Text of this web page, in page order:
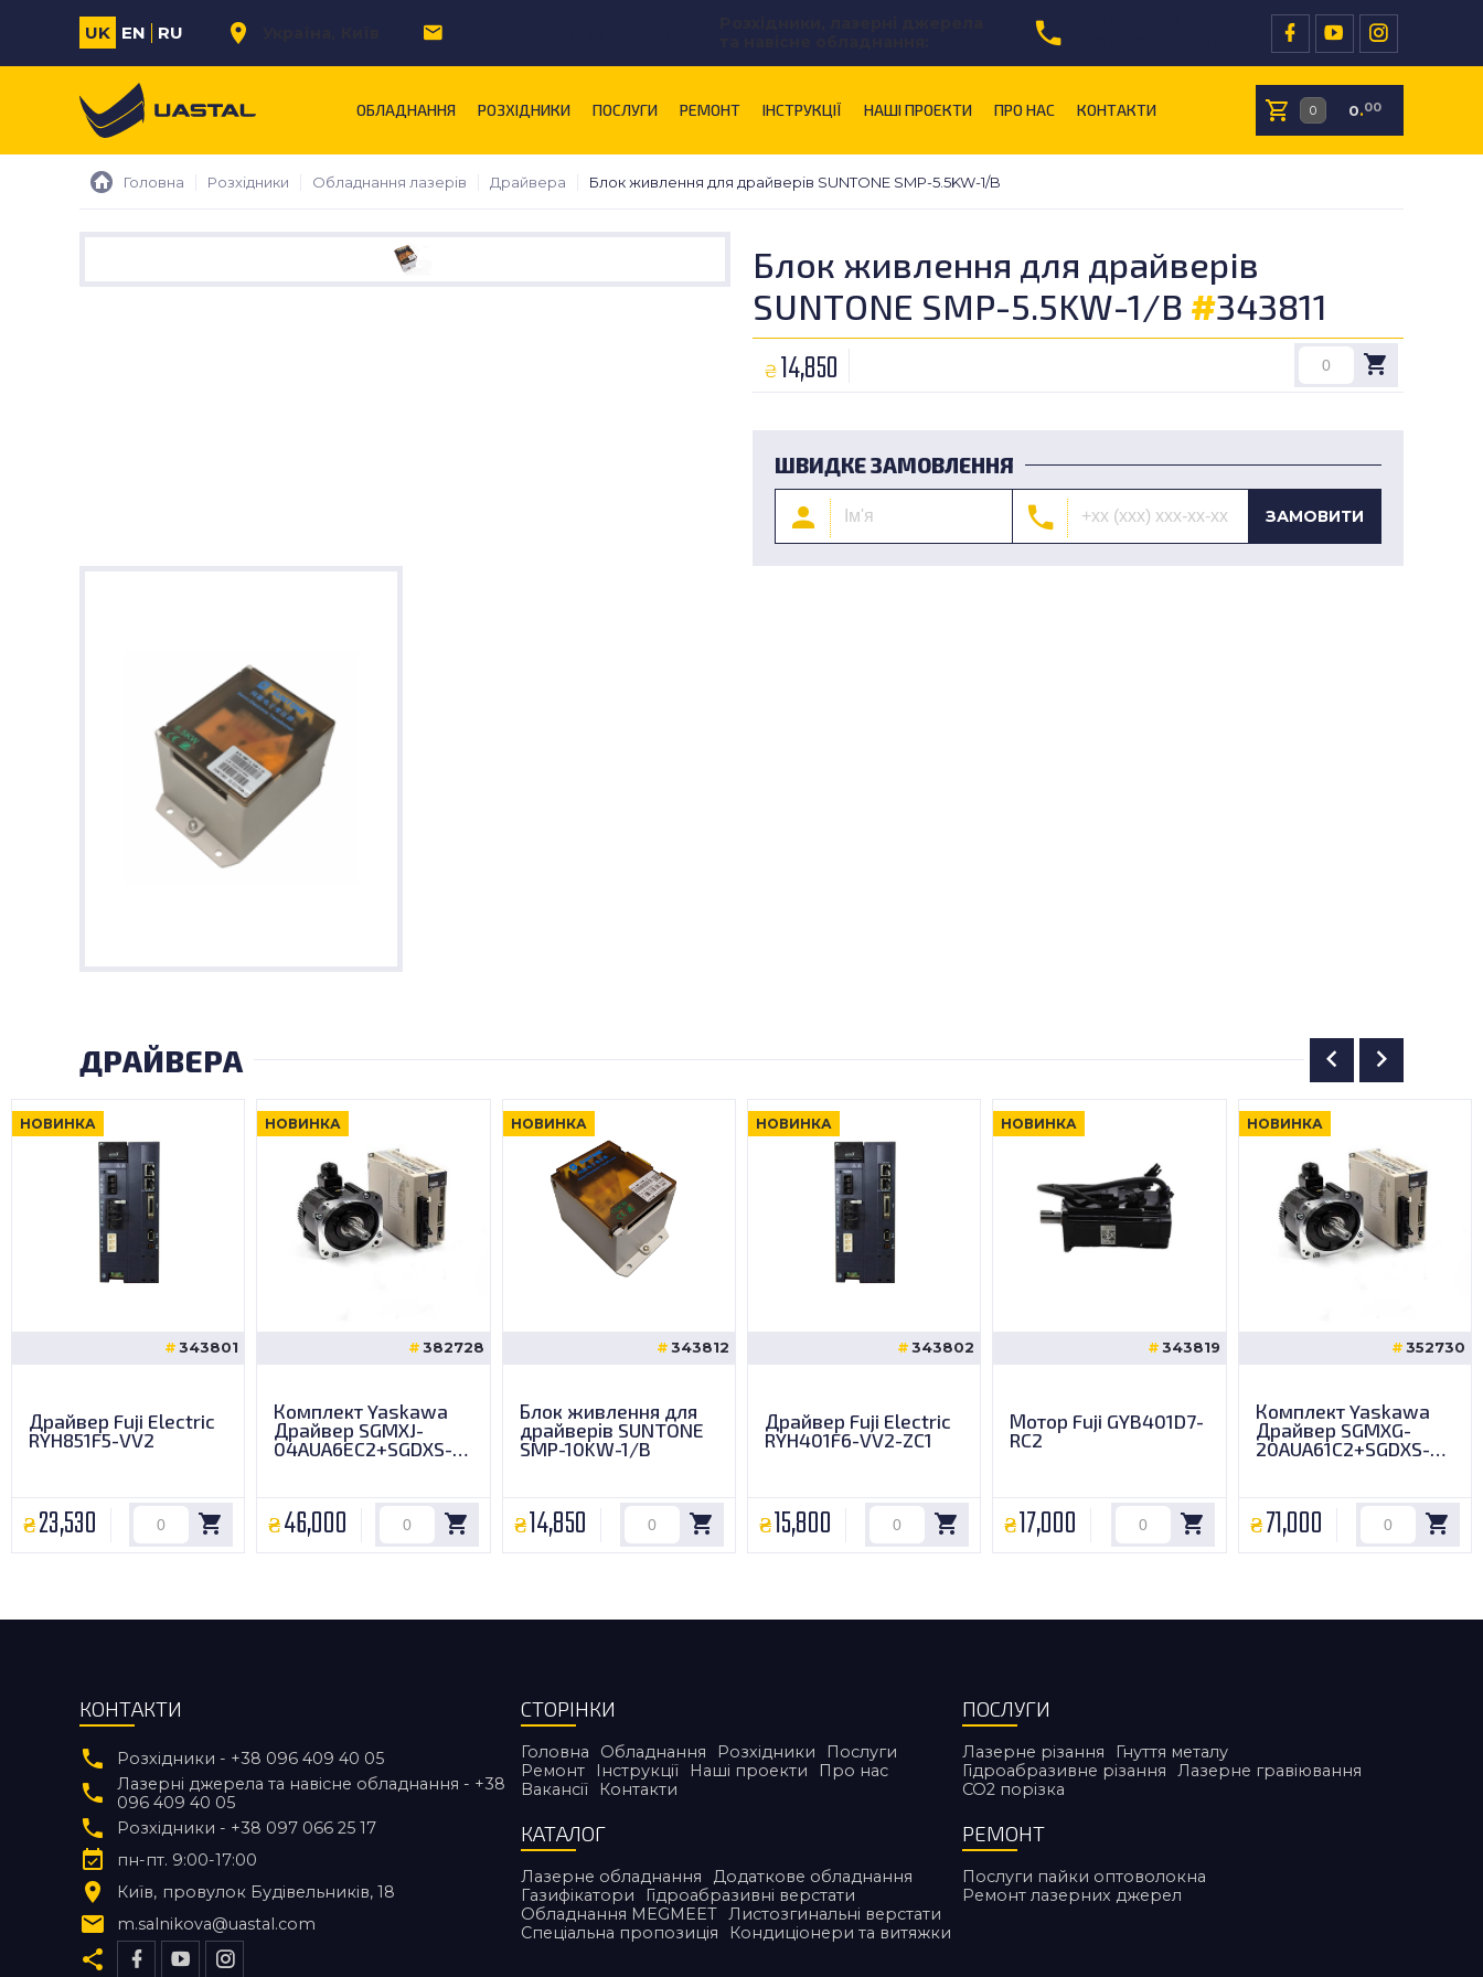
UK EN RU
ОБЛАДНАННЯ РОЗХІДНИКИ ПОСЛУГИ РЕМОНТ ІНСТРУКЦІЇ НАШІ ПРОЕКТИ ПРО НАС КОНТАКТИ 0.00
Головна Розхідники Обладнання лазерів Драйвера Блок живлення для драйверів SUNTONE SMP-5.5KW-1/B
Блок живлення для драйверів
SUNTONE SMP-5.5KW-1/B #343811
₴ 14,850
ШВИДКЕ ЗАМОВЛЕННЯ
ЗАМОВИТИ
ДРАЙВЕРА
НОВИНКА
343801
Драйвер Fuji Electric
RYH851F5-VV2
23,530
НОВИНКА
382728
Комплект Yaskawa
Драйвер SGMXJ-
04AUA6EC2+SGDXS-
46,000
НОВИНКА
343812
Блок живлення для
драйверів SUNTONE
SMP-10KW-1/B
14,850
НОВИНКА
343802
Драйвер Fuji Electric
RYH401F6-VV2-ZC1
15,800
НОВИНКА
343819
Мотор Fuji GYB401D7-
RC2
17,000
НОВИНКА
352730
Комплект Yaskawa
Драйвер SGMXG-
20AUA61C2+SGDXS-
71,000
КОНТАКТИ
Розхідники - +38 096 409 40 05
Лазерні джерела та навісне обладнання - +38
096 409 40 05
Розхідники - +38 097 066 25 17
пн-пт. 9:00-17:00
Київ
провулок Будівельників, 18
m.salnikova@uastal.com
СТОРІНКИ
Головна Обладнання Розхідники
Послуги
Ремонт
Інструкції Наші проекти
Про нас
Вакансії
Контакти
КАТАЛОГ
Лазерне обладнання
Додаткове обладнання
Газифікатори
Гідроабразивні верстати
Обладнання MEGMEET Листозгинальні верстати
Спеціальна пропозиція
Кондиціонери та витяжки
ПОСЛУГИ
Лазерне різання
Гнуття металу
Гідроабразивне різання
Лазерне гравіювання
CO2 порiзка
РЕМОНТ
Послуги пайки оптоволокна
Ремонт лазерних джерел